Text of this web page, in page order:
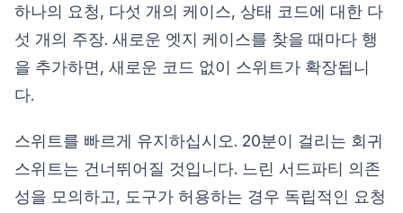
하나의 요청, 다섯 개의 케이스, 상태 코드에 대한 다
섯 개의 주장. 새로운 엣지 케이스를 찾을 때마다 행
을 추가하면, 새로운 코드 없이 스위트가 확장됩니
다.
스위트를 빠르게 유지하십시오. 20분이 걸리는 회귀
스위트는 건너뛰어질 것입니다. 느린 서드파티 의존
성을 모의하고, 도구가 허용하는 경우 독립적인 요청